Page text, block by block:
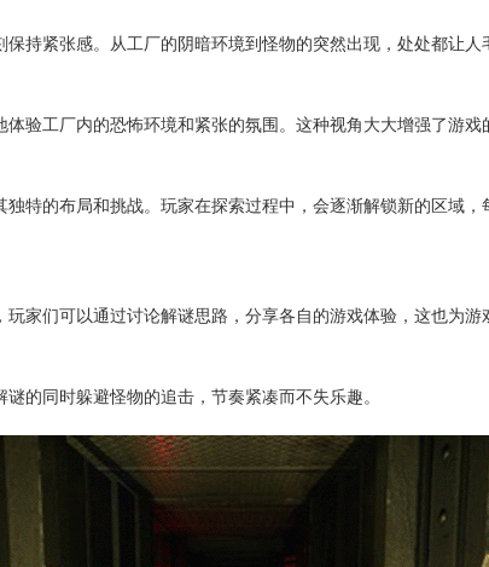
持紧张感。从工厂的阴暗环境到怪物的突然出现，处处都让人
验工厂内的恐怖环境和紧张的氛围。这种视角大大增强了游戏
特的布局和挑战。玩家在探索过程中，会逐渐解锁新的区域
家们可以通过讨论解谜思路，分享各自的游戏体验，这也为游
的同时躲避怪物的追击，节奏紧凑而不失乐趣。